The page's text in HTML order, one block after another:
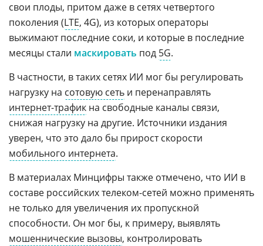
свои плоды, притом даже в сетях четвертого
поколения (LTE, 4G), из которых операторы
выжимают последние соки, и которые в последние
месяцы стали маскировать под 5G.
В частности, в таких сетях ИИ мог бы регулировать
нагрузку на сотовую сеть и перенаправлять
интернет-трафик на свободные каналы связи,
снижая нагрузку на другие. Источники издания
уверен, что это дало бы прирост скорости
мобильного интернета.
В материалах Минцифры также отмечено, что ИИ в
составе российских телеком-сетей можно применять
не только для увеличения их пропускной
способности. Он мог бы, к примеру, выявлять
мошеннические вызовы, контролировать